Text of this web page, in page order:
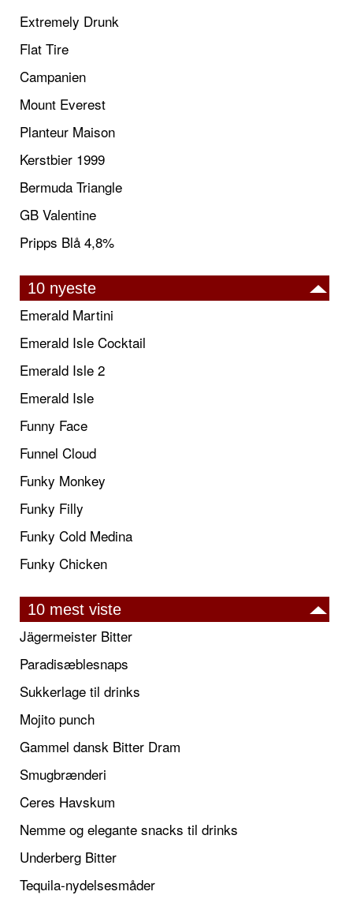
Extremely Drunk
Flat Tire
Campanien
Mount Everest
Planteur Maison
Kerstbier 1999
Bermuda Triangle
GB Valentine
Pripps Blå 4,8%
10 nyeste
Emerald Martini
Emerald Isle Cocktail
Emerald Isle 2
Emerald Isle
Funny Face
Funnel Cloud
Funky Monkey
Funky Filly
Funky Cold Medina
Funky Chicken
10 mest viste
Jägermeister Bitter
Paradisæblesnaps
Sukkerlage til drinks
Mojito punch
Gammel dansk Bitter Dram
Smugbrænderi
Ceres Havskum
Nemme og elegante snacks til drinks
Underberg Bitter
Tequila-nydelsesmåder